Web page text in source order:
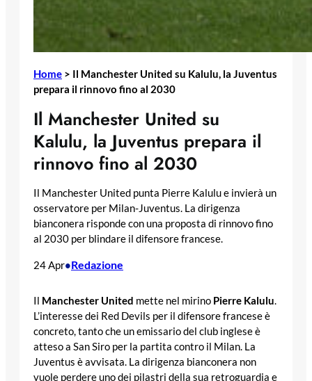
Home > Il Manchester United su Kalulu, la Juventus
prepara il rinnovo fino al 2030
Il Manchester United su
Kalulu, la Juventus prepara il
rinnovo fino al 2030
Il Manchester United punta Pierre Kalulu e invierà un
osservatore per Milan-Juventus. La dirigenza
bianconera risponde con una proposta di rinnovo fino
al 2030 per blindare il difensore francese.
24 Apr•Redazione
Il Manchester United mette nel mirino Pierre Kalulu.
L’interesse dei Red Devils per il difensore francese è
concreto, tanto che un emissario del club inglese è
atteso a San Siro per la partita contro il Milan. La
Juventus è avvisata. La dirigenza bianconera non
vuole perdere uno dei pilastri della sua retroguardia e